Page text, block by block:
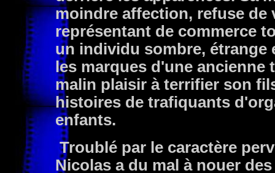
moindre affection, refuse de
représentant de commerce
un individu sombre,
les marques d'une
malin plaisir à terrifier son
histoires de trafiquants
enfants.
Troublé par le caractère
Nicolas a du mal à nouer